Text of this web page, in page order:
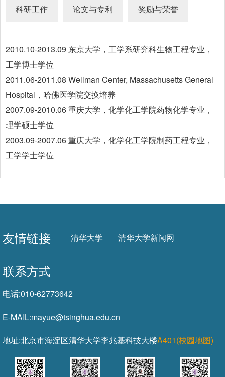
科研工作 论文与专利 奖励与荣誉
2010.10-2013.09 东京大学，工学系研究科生物工程专业，
工学博士学位
2011.06-2011.08 Wellman Center, Massachusetts General
Hospital，哈佛医学院交换培养
2007.09-2010.06 重庆大学，化学化工学院药物化学专业，
理学硕士学位
2003.09-2007.06 重庆大学，化学化工学院制药工程专业，
工学学士学位
友情链接 清华大学 清华大学新闻网
联系方式
电话:010-62773642
E-MAIL:mayue@tsinghua.edu.cn
地址:北京市海淀区清华大学李兆基科技大楼A401(校园地图)